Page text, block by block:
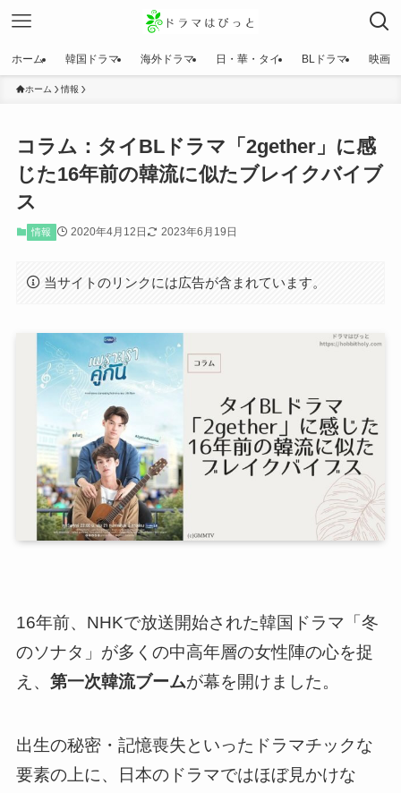
ホーム 韓国ドラマ 海外ドラマ 日・華・タイ BLドラマ 映画
ホーム 情報
コラム：タイBLドラマ「2gether」に感
じた16年前の韓流に似たブレイクバイブ
ス
情報 2020年4月12日 2023年6月19日
当サイトのリンクには広告が含まれています。
16年前、NHKで放送開始された韓国ドラマ「冬
のソナタ」が多くの中高年層の女性陣の心を捉
え、 第一次韓流ブームが幕を開けました。
出生の秘密・記憶喪失といったドラマチックな
要素の上に、日本のドラマではほぼ見かけな